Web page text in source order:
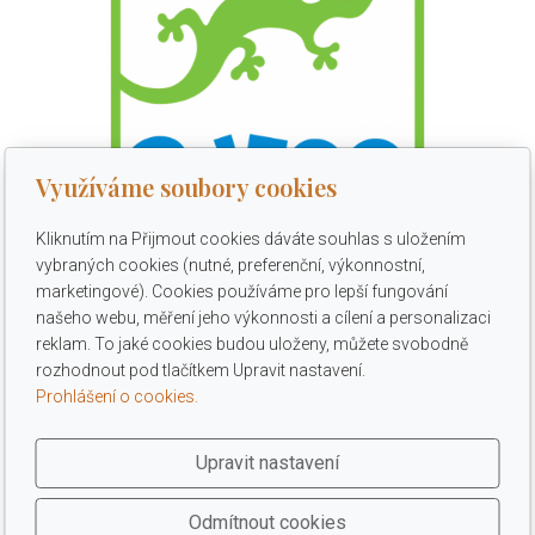
Djeco - sleva 15 %
Sleva 15 % na vše vyjma zboží ve slevě, slevový kód je
ZNPM, zadejte na eshopu do pole Slevový kupón. Slevu ve
výši 15 % můžete využít nawww.babyknihy.cz
2026.
Využíváme soubory cookies
Kliknutím na Přijmout cookies dáváte souhlas s uložením
vybraných cookies (nutné, preferenční, výkonnostní,
marketingové). Cookies používáme pro lepší fungování
našeho webu, měření jeho výkonnosti a cílení a personalizaci
reklam. To jaké cookies budou uloženy, můžete svobodně
rozhodnout pod tlačítkem Upravit nastavení.
Prohlášení o cookies.
Upravit nastavení
Odmítnout cookies